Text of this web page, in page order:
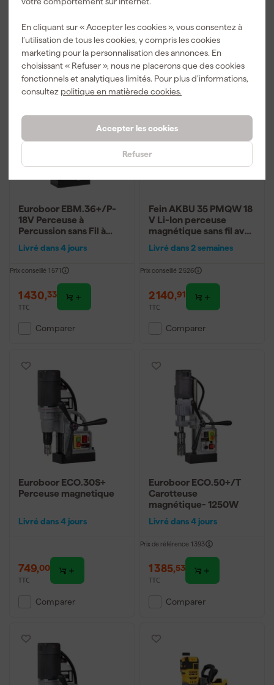
En cliquant sur « Accepter les cookies », vous consentez à
l’utilisation de tous les cookies, y compris les cookies
marketing pour la personnalisation des annonces. En
choisissant « Refuser », nous ne placerons que des cookies
fonctionnels et analytiques limités. Pour plus d’informations,
consultez politique en matièrede cookies.
Accepter les cookies
Refuser
Livraison gratuite à partir de 50 €
Comparer Comparer
Euroboor EBM.36+/P-
18V Perceuse à
Percussion sans Fil à
Livré dans 4 jours
Prix conseillé 1 571
1 430,33
TTC
Comparer
Fein AKBU 35 PMQW 18
V Li-Ion perceuse
magnétique sans fil avec
mm
Livré dans 2 semaines
Prix conseillé 2 526
2 140,91
TTC
Comparer
Euroboor ECO.30S+
Perceuse magnetique
Livré dans 4 jours
749,00
TTC
Comparer
Euroboor ECO.50+/T
Carotteuse
magnétique- 1250W
Livré dans 4 jours
Prix de référence 1 393
1 385,53
TTC
Comparer